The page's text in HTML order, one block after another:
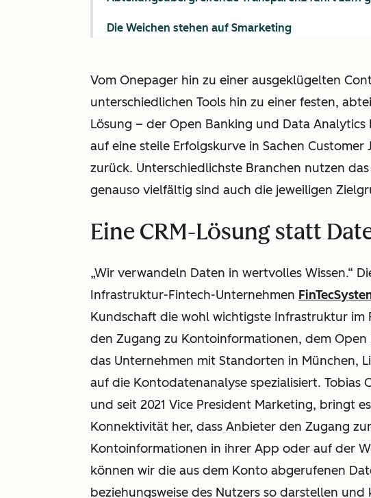
Vom Onepager hin zu einer ausgeklügelten
unterschiedlichen Tools hin zu einer festen,
Lösung – der Open Banking und Data Analytics
auf eine steile Erfolgskurve in Sachen
zurück. Unterschiedlichste Branchen nutzen
genauso vielfältig sind auch die jeweiligen
Eine CRM-Lösung statt
„Wir verwandeln Daten in wertvolles Wissen.“
Infrastruktur-Fintech-Unternehmen
Kundschaft die wohl wichtigste Infrastruktur im
den Zugang zu Kontoinformationen, dem
das Unternehmen mit Standorten in München,
auf die Kontodatenanalyse spezialisiert. Tobias
und seit 2021 Vice President Marketing, bringt
Konnektivität her, dass Anbieter den Zugang
Kontoinformationen in ihrer App oder auf der
können wir die aus dem Konto abgerufenen
beziehungsweise des Nutzers so darstellen
Die Weichen stehen auf Smarketing